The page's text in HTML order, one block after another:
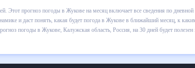
в Жукове на 30 дней. Этот прогноз погоды в Жукове на
т.д. Хорошая визуализация прогноза покажет все
к каким изменениям нужно быть готовым и как
область, Россия, на 30 дней будет полезен всем, в том